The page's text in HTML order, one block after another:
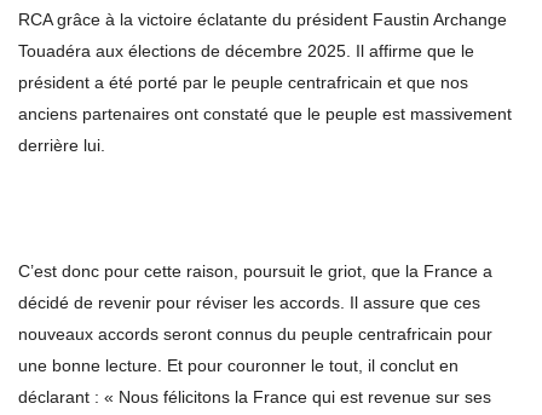
RCA grâce à la victoire éclatante du président Faustin Archange
Touadéra aux élections de décembre 2025. Il affirme que le
président a été porté par le peuple centrafricain et que nos
anciens partenaires ont constaté que le peuple est massivement
derrière lui.
C’est donc pour cette raison, poursuit le griot, que la France a
décidé de revenir pour réviser les accords. Il assure que ces
nouveaux accords seront connus du peuple centrafricain pour
une bonne lecture. Et pour couronner le tout, il conclut en
déclarant : « Nous félicitons la France qui est revenue sur ses